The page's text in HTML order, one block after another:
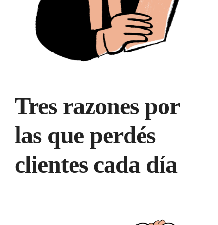
Tres razones por
las que perdés
clientes cada día